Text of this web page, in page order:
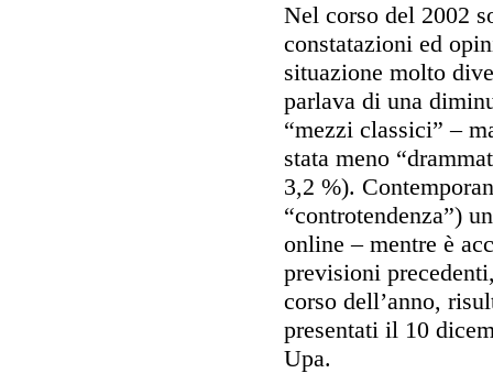
Nel corso del 2002
constatazioni ed
situazione molto
parlava di una
“mezzi classici” –
stata meno
3,2 %).
“controtendenza”)
online – mentre è
previsioni
corso dell’anno,
presentati il 10
Upa.